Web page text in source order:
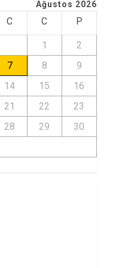
Ağustos 2026
C C P
1
2
7 8
9
14 15
16
21 22
23
28 29
30